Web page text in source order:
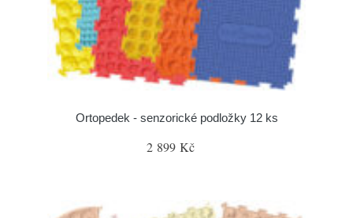
Ortopedek - senzorické podložky 12 ks
2 899 Kč